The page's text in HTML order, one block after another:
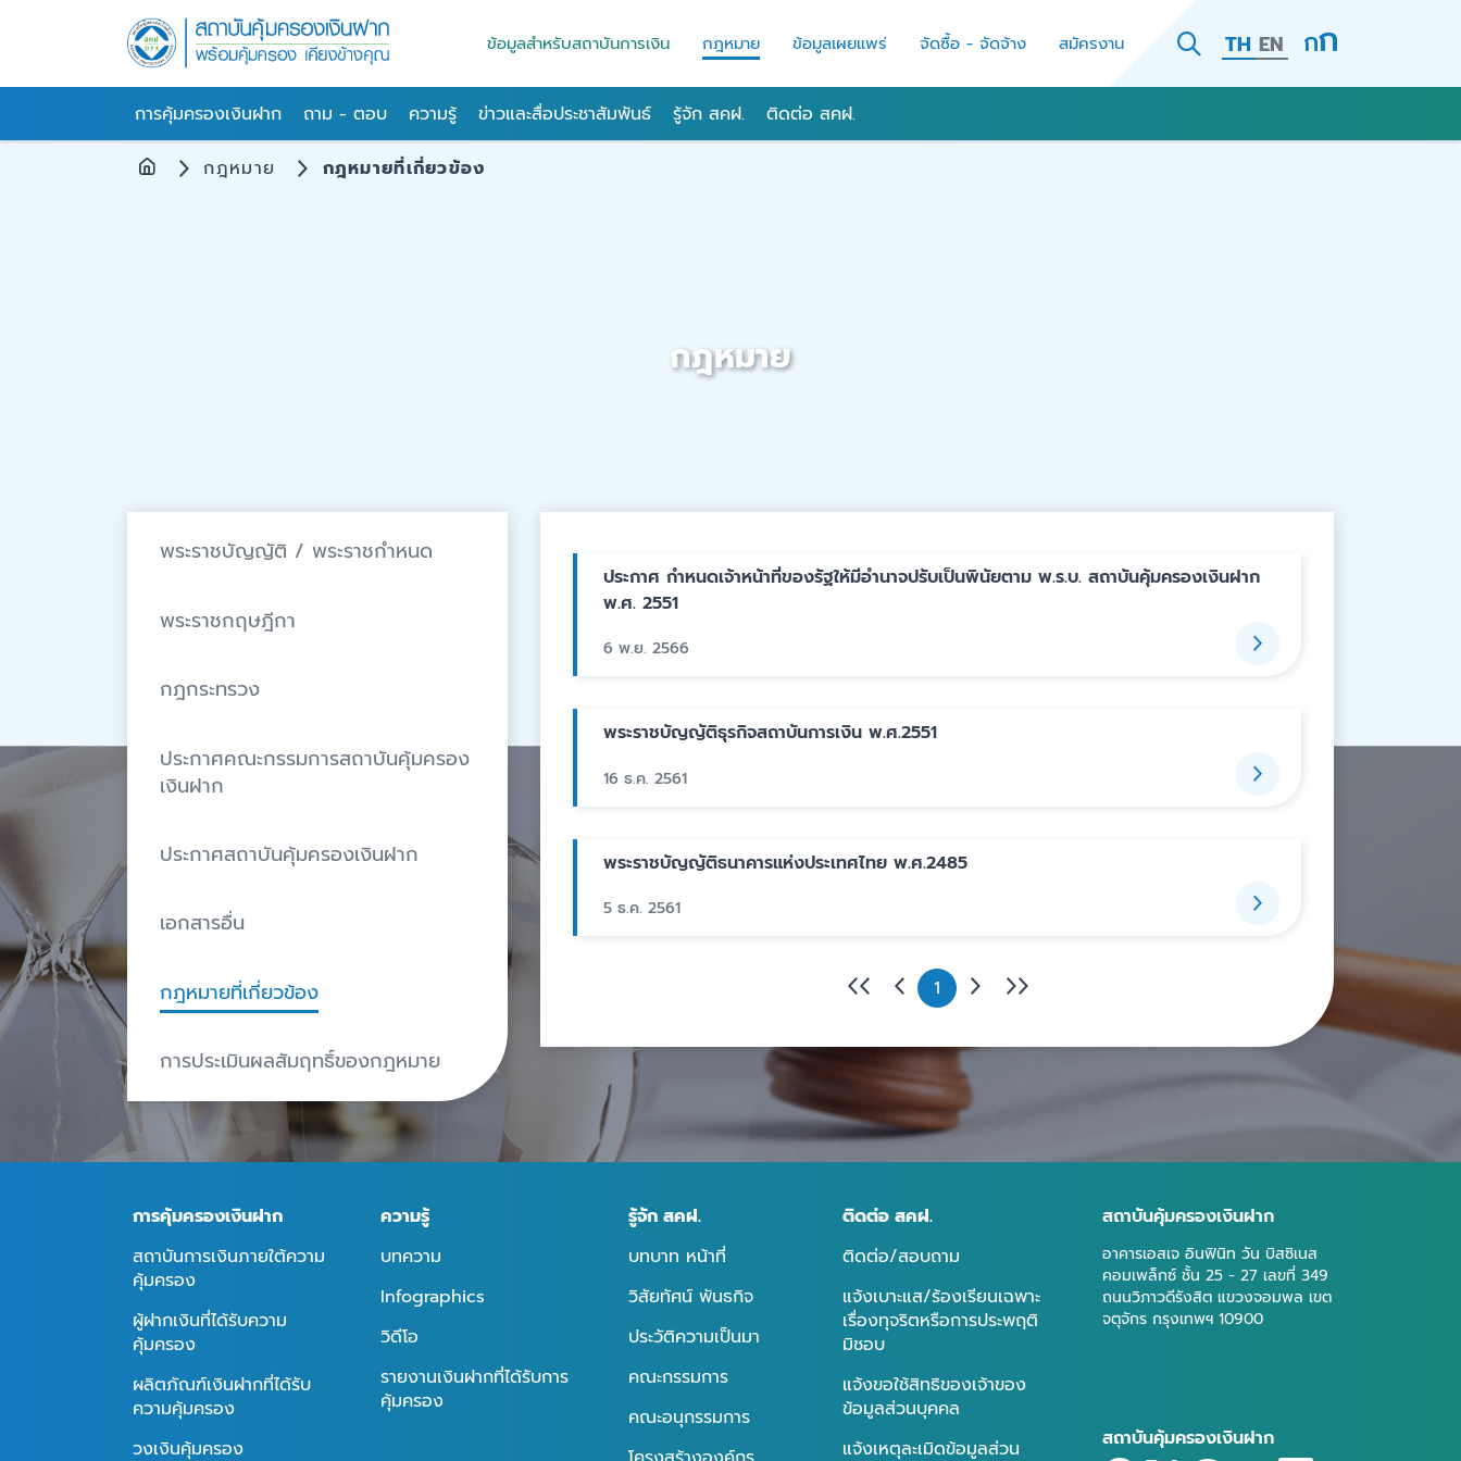
ข้อมูลสำหรับสถาบันการเงิน กฎหมาย ข้อมูลเผยแพร่ จัดซื้อ - จัดจ้าง สมัครงาน TH EN
การคุ้มครองเงินฝาก ถาม - ตอบ ความรู้ ข่าวและสื่อประชาสัมพันธ์ รู้จัก สคฝ. ติดต่อ สคฝ.
กฎหมาย กฎหมายที่เกี่ยวข้อง
กฎหมาย
พระราชบัญญัติ / พระราชกำหนด
พระราชกฤษฎีกา
กฎกระทรวง
ประกาศคณะกรรมการสถาบันคุ้มครอง
เงินฝาก
ประกาศสถาบันคุ้มครองเงินฝาก
เอกสารอื่น
กฎหมายที่เกี่ยวข้อง
การประเมินผลสัมฤทธิ์ของกฎหมาย
ประกาศ กำหนดเจ้าหน้าที่ของรัฐให้มีอำนาจปรับเป็นพินัยตาม พ.ร.บ. สถาบันคุ้มครองเงินฝาก
พ.ศ. 2551
6 พ.ย. 2566
พระราชบัญญัติธุรกิจสถาบันการเงิน พ.ศ.2551
16 ธ.ค. 2561
พระราชบัญญัติธนาคารแห่งประเทศไทย พ.ศ.2485
5 ธ.ค. 2561
1
การคุ้มครองเงินฝาก
สถาบันการเงินภายใต้ความ
คุ้มครอง
ผู้ฝากเงินที่ได้รับความ
คุ้มครอง
ผลิตภัณฑ์เงินฝากที่ได้รับ
ความคุ้มครอง
วงเงินคุ้มครอง
ความรู้
บทความ
Infographics
วิดีโอ
รายงานเงินฝากที่ได้รับการ
คุ้มครอง
รู้จัก สคฝ.
บทบาท หน้าที่
วิสัยทัศน์ พันธกิจ
ประวัติความเป็นมา
คณะกรรมการ
คณะอนุกรรมการ
ติดต่อ สคฝ.
ติดต่อ/สอบถาม
แจ้งเบาะแส/ร้องเรียนเฉพาะ
เรื่องทุจริตหรือการประพฤติ
มิชอบ
แจ้งขอใช้สิทธิของเจ้าของ
ข้อมูลส่วนบุคคล
แจ้งเหตุละเมิดข้อมูลส่วน
สถาบันคุ้มครองเงินฝาก
อาคารเอสเจ อินฟินิท วัน บิสซิเนส
คอมเพล็กซ์ ชั้น 25 - 27 เลขที่ 349
ถนนวิภาวดีรังสิต แขวงจอมพล เขต
จตุจักร กรุงเทพฯ 10900
สถาบันคุ้มครองเงินฝาก